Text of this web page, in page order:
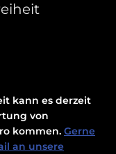
kann es derzeit
von
kommen. Gerne
an unsere